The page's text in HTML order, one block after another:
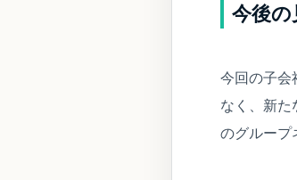
今後の
今回の子会
なく、新た
のグループ